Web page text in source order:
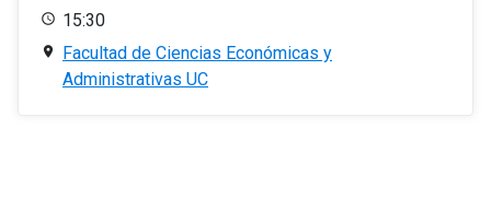
15:30
Facultad de Ciencias Económicas y
Administrativas UC